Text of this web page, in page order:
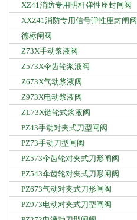
XZ41消防专用明杆弹性座封闸阀
XXZ41消防专用信号弹性座封闸阀
德标闸阀
Z73X手动浆液阀
Z573X伞齿轮浆液阀
Z673X气动浆液阀
Z973X电动浆液阀
ZL73X链轮式浆液阀
PZ43手动对夹式刀型闸阀
PZ73手动刀型闸阀
PZ573伞齿轮对夹式刀形闸阀
PZ543伞齿轮对夹式刀形闸阀
PZ673气动对夹式刀形闸阀
PZ973电动对夹式刀型闸阀